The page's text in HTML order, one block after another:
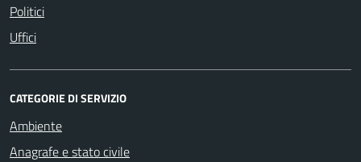
Politici
Uffici
CATEGORIE DI SERVIZIO
Ambiente
Anagrafe e stato civile